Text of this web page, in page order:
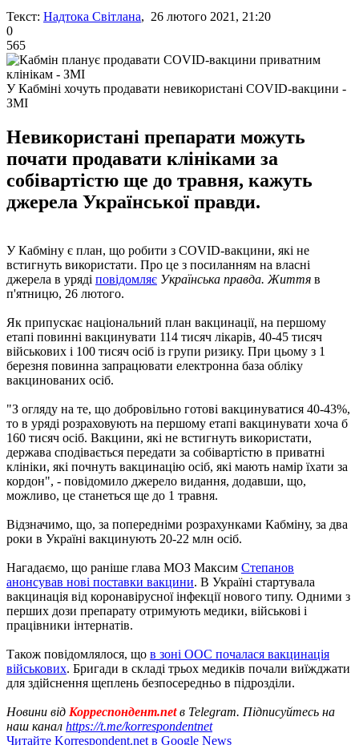
Текст: Надтока Світлана, 26 лютого 2021, 21:20
0
565
У Кабміні хочуть продавати невикористані COVID-вакцини -
ЗМІ
Невикористані препарати можуть
почати продавати клініками за
собівартістю ще до травня, кажуть
джерела Української правди.
У Кабміну є план, що робити з COVID-вакцини, які не
встигнуть використати. Про це з посиланням на власні
джерела в уряді повідомляє Українська правда. Життя в
п'ятницю, 26 лютого.
Як припускає національний план вакцинації, на першому
етапі повинні вакцинувати 114 тисяч лікарів, 40-45 тисяч
військових і 100 тисяч осіб із групи ризику. При цьому з 1
березня повинна запрацювати електронна база обліку
вакцинованих осіб.
"З огляду на те, що добровільно готові вакцинуватися 40-43%,
то в уряді розраховують на першому етапі вакцинувати хоча б
160 тисяч осіб. Вакцини, які не встигнуть використати,
держава сподівається передати за собівартістю в приватні
клініки, які почнуть вакцинацію осіб, які мають намір їхати за
кордон", - повідомило джерело видання, додавши, що,
можливо, це станеться ще до 1 травня.
Відзначимо, що, за попередніми розрахунками Кабміну, за два
роки в Україні вакцинують 20-22 млн осіб.
Нагадаємо, що раніше глава МОЗ Максим Степанов
анонсував нові поставки вакцини. В Україні стартувала
вакцинація від коронавірусної інфекції нового типу. Одними з
перших дози препарату отримують медики, військові і
працівники інтернатів.
Також повідомлялося, що в зоні ООС почалася вакцинація
військових. Бригади в складі трьох медиків почали виїжджати
для здійснення щеплень безпосередньо в підрозділи.
Новини від Корреспондент.netв Telegram. Підписуйтесь на
наш канал https://t.me/korrespondentnet
Читайте Korrespondent.net в Google News